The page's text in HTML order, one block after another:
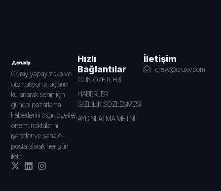
Cruxiy yapay zeka ve
otomasyon araçlarını
kullanarak senin için
güncel pazarlama
haberlerini okur, özetler,
önemli noktalarını
işaretler ve sana e-
posta olarak her gün
iletir.
Hızlı
Bağlantılar
GÜN ÖZETLERİ
HABERLER
GİZLİLİK SÖZLEŞMESİ
AYDINLATMA METNİ
İletişim
crew@cruxiy.com